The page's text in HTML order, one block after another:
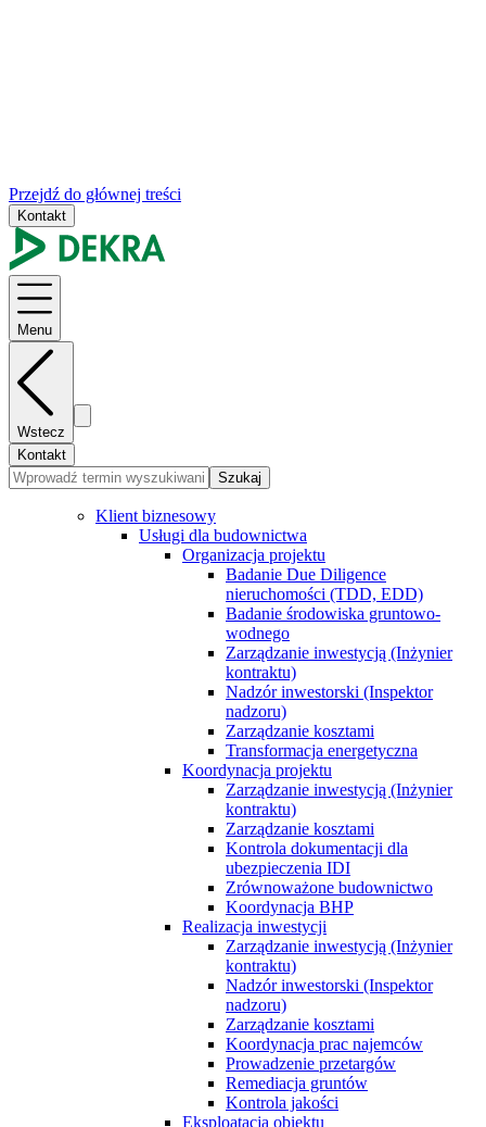
Przejdź do głównej treści
Kontakt
Menu
Wstecz
Kontakt
Szukaj
Klient biznesowy
Usługi dla budownictwa
Organizacja projektu
Badanie Due Diligence
nieruchomości (TDD, EDD)
Badanie środowiska gruntowo-
wodnego
Zarządzanie inwestycją (Inżynier
kontraktu)
Nadzór inwestorski (Inspektor
nadzoru)
Zarządzanie kosztami
Transformacja energetyczna
Koordynacja projektu
Zarządzanie inwestycją (Inżynier
kontraktu)
Zarządzanie kosztami
Kontrola dokumentacji dla
ubezpieczenia IDI
Zrównoważone budownictwo
Koordynacja BHP
Realizacja inwestycji
Zarządzanie inwestycją (Inżynier
kontraktu)
Nadzór inwestorski (Inspektor
nadzoru)
Zarządzanie kosztami
Koordynacja prac najemców
Prowadzenie przetargów
Remediacja gruntów
Kontrola jakości
Eksploatacja obiektu